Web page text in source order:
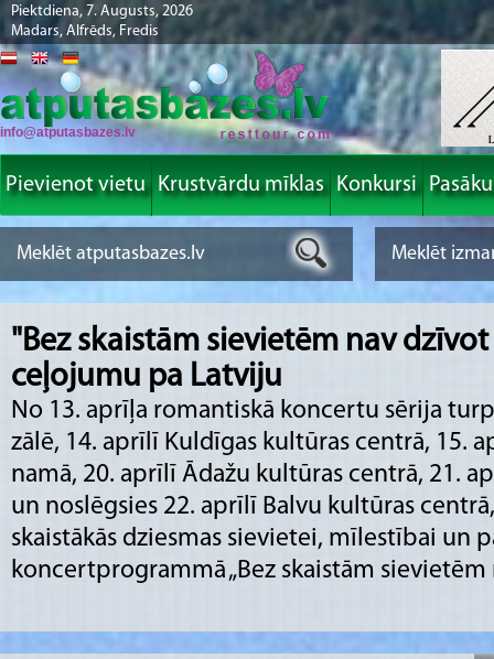
Piektdiena, 7. Augusts, 2026
Madars, Alfrēds, Fredis
info@atputasbazes.lv
Pievienot vietu Krustvārdu mīklas Konkursi
"Bez skaistām sievietēm nav
ceļojumu pa Latviju
No 13. aprīļa romantiskā koncertu sērija
zālē, 14. aprīlī Kuldīgas kultūras centrā, 15.
namā, 20. aprīlī Ādažu kultūras centrā, 21.
un noslēgsies 22. aprīlī Balvu kultūras
skaistākās dziesmas sievietei, mīlestībai un
koncertprogrammā „Bez skaistām sievietēm